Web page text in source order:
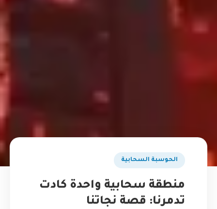
الحوسبة السحابية
منطقة سحابية واحدة كادت
تدمرنا: قصة نجاتنا